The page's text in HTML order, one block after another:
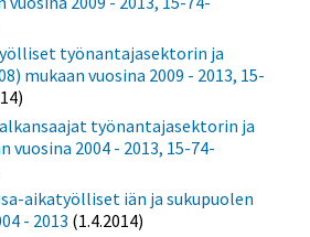
työnantajasektorin ja
mukaan vuosina 2009 - 2013, 15-
työnantajasektorin ja
vuosina 2004 - 2013, 15-74-
aikatyölliset iän ja sukupuolen
- 2013 (1.4.2014)